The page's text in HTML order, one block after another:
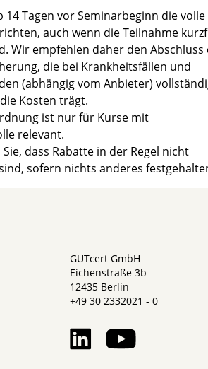
14 Tagen vor Seminarbeginn die volle
auch wenn die Teilnahme
Wir empfehlen daher den Abschluss
die bei Krankheitsfällen und
(abhängig vom Anbieter)
Kosten trägt.
ist nur für Kurse mit
relevant.
dass Rabatte in der Regel nicht
sofern nichts anderes
GUTcert GmbH
Eichenstraße 3b
12435 Berlin
+49 30 2332021 - 0